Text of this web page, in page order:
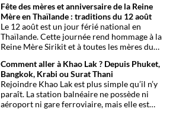
organiser son voyage.
Fête des mères et anniversaire de la Reine
Mère en Thaïlande : traditions du 12 août
Le 12 août est un jour férié national en
Thaïlande. Cette journée rend hommage à la
Reine Mère Sirikit et à toutes les mères du
traditions bouddhistes et festivités
populaires dans tout le royaume.
Comment aller à Khao Lak ? Depuis Phuket,
Bangkok, Krabi ou Surat Thani
Rejoindre Khao Lak est plus simple qu’il n’y
paraît. La station balnéaire ne possède ni
aéroport ni gare ferroviaire, mais elle est